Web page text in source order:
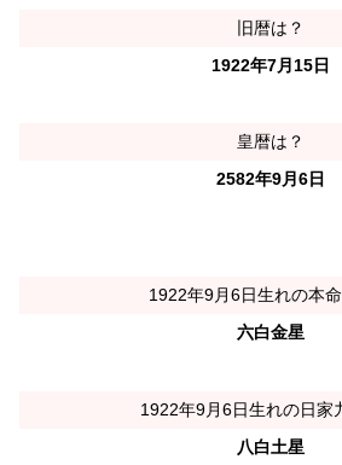
旧暦は？
1922年7月15日
皇暦は？
2582年9月6日
1922年9月6日生れの本
六白金星
1922年9月6日生れの日家
八白土星